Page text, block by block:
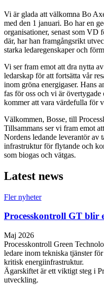
Vi är glada att välkomna Bo
med den 1 januari. Bo har en
organisationer, senast som VD
där, har han framgångsrikt
starka ledaregenskaper och
Vi ser fram emot att dra nytta
ledarskap för att fortsätta vår
inom gröna energigaser. Hans
fas för oss och vi är
kommer att vara värdefulla för
Välkommen, Bosse, till
Tillsammans ser vi fram emot
Nordens ledande leverantör av
infrastruktur för flytande och
som biogas och vätgas.
Latest news
Fler nyheter
Processkontroll GT blir
Maj 2026
Processkontroll Green
ledare inom tekniska tjänster
kritisk energiinfrastruktur.
Ägarskiftet är ett viktigt steg i
utveckling.